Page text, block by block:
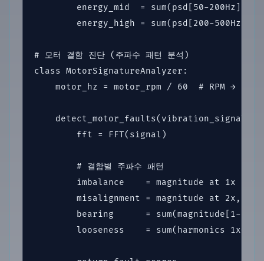
energy_mid  = sum(psd[50-200Hz])  #
energy_high = sum(psd[200-500Hz]) #
# 모터 결함 진단 (주파수 패턴 분석)
class MotorSignatureAnalyzer:
motor_hz = motor_rpm / 60  # RPM → Hz
    detect_motor_faults(vibration_signal):
        fft = FFT(signal)
        # 결함별 주파수 패턴
imbalance    = magnitude at 1x RPM
misalignment = magnitude at 2x, 3x
bearing      = sum(magnitude[1-
looseness    = sum(harmonics 1x~5x)